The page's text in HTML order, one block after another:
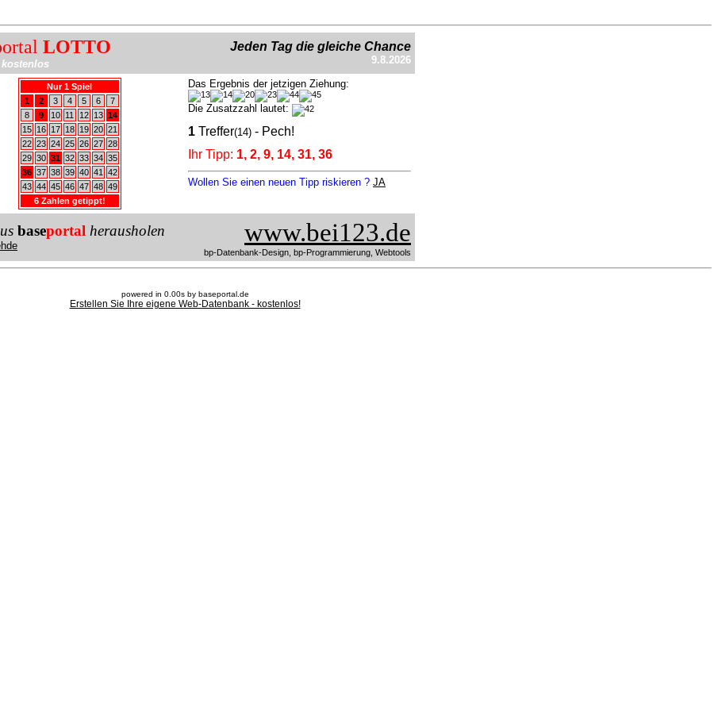
LOTTO
kostenlos
Jeden Tag die gleiche Chance
9.8.2026
Nur 1 Spiel
1
2 3 4 5 6
7
8
9 10 11 12 13 14
15
16 17 18 19 20 21
22 23 24 25 26 27 28
29 30 31 32 33 34 35
36 37 38 39 40 41
42
43 44 45 46 47 48 49
6 Zahlen getippt!
Das Ergebnis der jetzigen Ziehung:
Die Zusatzzahl lautet:
1 Treffer(14) - Pech!
Ihr Tipp: 1, 2, 9, 14, 31, 36
Wollen Sie einen neuen Tipp riskieren ? JA
baseportal herausholen www.bei123.de
bp-Datenbank-Design, bp-Programmierung, Webtools
powered in 0.00s by baseportal.de
Erstellen Sie Ihre eigene Web-Datenbank - kostenlos!